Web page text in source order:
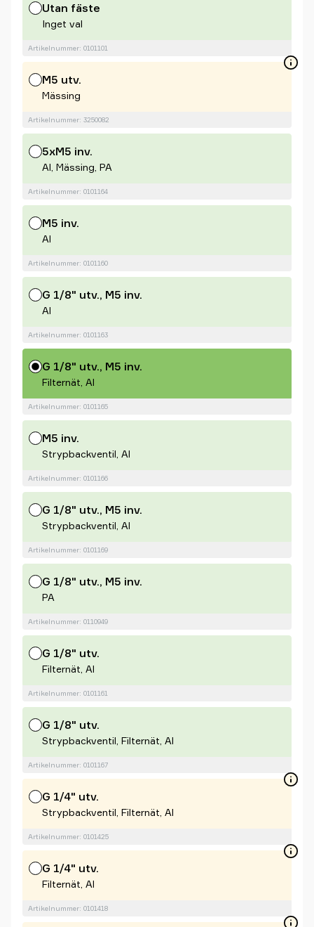
Utan fäste
Inget val
Artikelnummer: 0101101
M5 utv.
Mässing
Artikelnummer: 3250082
5xM5 inv.
Al, Mässing, PA
Artikelnummer: 0101164
M5 inv.
Al
Artikelnummer: 0101160
G 1/8" utv., M5 inv.
Al
Artikelnummer: 0101163
G 1/8" utv., M5 inv.
Filternät, Al
Artikelnummer: 0101165
M5 inv.
Strypbackventil, Al
Artikelnummer: 0101166
G 1/8" utv., M5 inv.
Strypbackventil, Al
Artikelnummer: 0101169
G 1/8" utv., M5 inv.
PA
Artikelnummer: 0110949
G 1/8" utv.
Filternät, Al
Artikelnummer: 0101161
G 1/8" utv.
Strypbackventil, Filternät, Al
Artikelnummer: 0101167
G 1/4" utv.
Strypbackventil, Filternät, Al
Artikelnummer: 0101425
G 1/4" utv.
Filternät, Al
Artikelnummer: 0101418